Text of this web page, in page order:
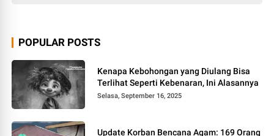
POPULAR POSTS
Kenapa Kebohongan yang Diulang Bisa
Terlihat Seperti Kebenaran, Ini Alasannya
Selasa, September 16, 2025
Update Korban Bencana Agam: 169 Orang